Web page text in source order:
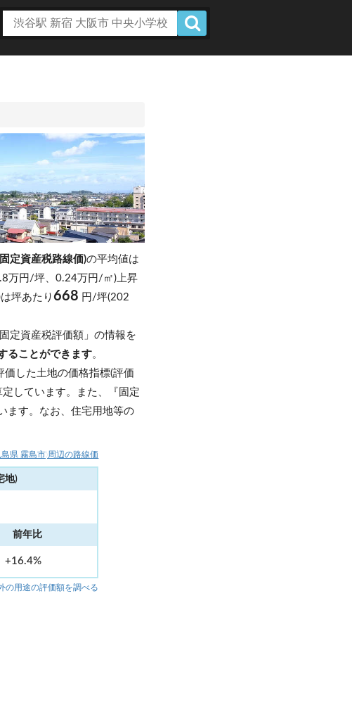
定資産税路線価)の平均値は
万円/坪、0.24万円/㎡)上昇
坪あたり668 円/坪(202
定資産税評価額」の情報を
ることができます。
した土地の価格指標(評価
定しています。また、『固定
ます。なお、住宅用地等の
県 霧島市)周辺の路線価
地)
前年比
+16.4%
の用途の評価額を調べる